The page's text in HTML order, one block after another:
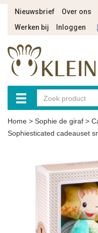
Nieuwsbrief Over ons
Werken bij
Inloggen
Home > Sophie de giraf >
Sophiesticated cadeauset